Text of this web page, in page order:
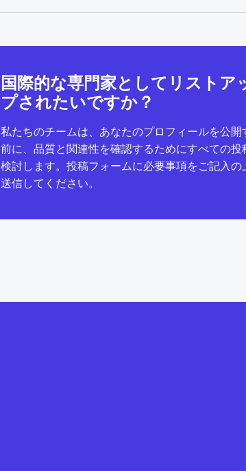
国際的な専門家としてリストア
プされたいですか？
私たちのチームは、あなたのプロフィールを公開
前に、品質と関連性を確認するためにすべての投
検討します。投稿フォームに必要事項をご記入の
送信してください。